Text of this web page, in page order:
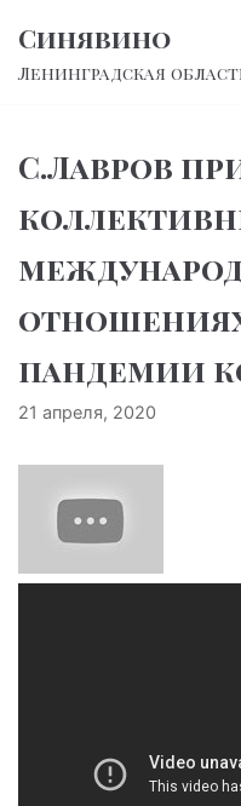
Перейти
к
Синявино
Ленинградская
С.Лавров
пандемии
21 апреля, 2020